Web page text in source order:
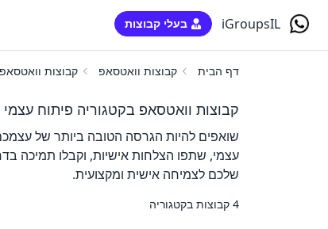
iGroupsIL בעלי קבוצות
דף הבית קבוצות וואטסאפ קבוצות
קבוצות וואטסאפ בקטגוריה פיתוח עצמי
שואפים להיות הגרסה הטובה ביותר של
עצמי, שתפו הצלחות אישיות, וקבלו תמיכה
שלכם לצמיחה אישית ומקצועית.
4 קבוצות בקטגוריה